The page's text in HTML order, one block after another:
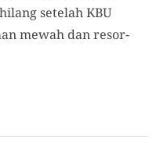
setelah KBU
mewah dan resor-